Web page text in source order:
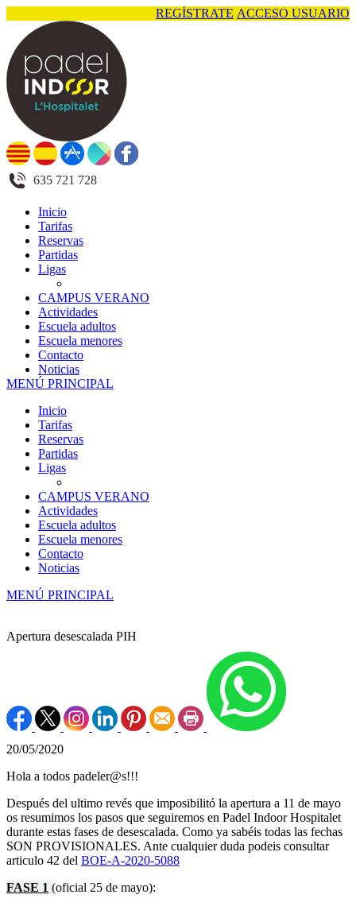
REGÍSTRATE ACCESO USUARIO
635 721 728
Inicio
Tarifas
Reservas
Partidas
Ligas
CAMPUS VERANO
Actividades
Escuela adultos
Escuela menores
Contacto
Noticias
MENÚ PRINCIPAL
Inicio
Tarifas
Reservas
Partidas
Ligas
CAMPUS VERANO
Actividades
Escuela adultos
Escuela menores
Contacto
Noticias
MENÚ PRINCIPAL
Apertura desescalada PIH
20/05/2020
Hola a todos padeler@s!!!
Después del ultimo revés que imposibilitó la apertura a 11 de mayo
os resumimos los pasos que seguiremos en Padel Indoor Hospitalet
durante estas fases de desescalada. Como ya sabéis todas las fechas
SON PROVISIONALES. Ante cualquier duda podeis consultar
articulo 42 del BOE-A-2020-5088
FASE 1 (oficial 25 de mayo):